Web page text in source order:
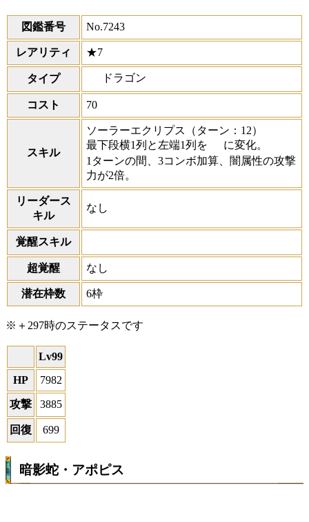
図鑑番号 No.7243
レアリティ ★7
タイプ ドラゴン
コスト 70
スキル
ソーラーエクリプス
（ターン：12）
最下段横1列と左端1列を
に変化。
1ターンの間、3コンボ加算、闇属性の攻撃
力が2倍。
リーダース
キル
なし
覚醒スキル
超覚醒 なし
潜在枠数 6枠
※＋297時のステータスです
Lv99
HP
7982
攻撃 3885
回復 699
暗影蛇・アポピス